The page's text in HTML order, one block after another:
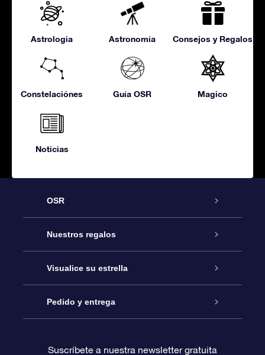
Astrologia Astronomía Consejos y Regalos
Constelaciónes Guía OSR Magico
Noticias
OSR
Atención
Contáctanos
Blog
Nuestros regalos
Regalo Estrella Online
Paquete de Regalo OSR
Visualice su estrella
Registro estelar
Pedido y entrega
Suscríbete a nuestra newsletter gratuita